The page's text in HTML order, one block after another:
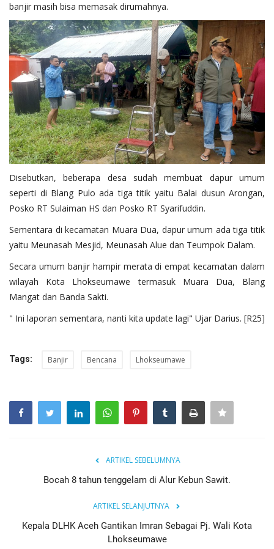
banjir masih bisa memasak dirumahnya.
Disebutkan, beberapa desa sudah membuat dapur umum
seperti di Blang Pulo ada tiga titik yaitu Balai dusun Arongan,
Posko RT Sulaiman HS dan Posko RT Syarifuddin.
Sementara di kecamatan Muara Dua, dapur umum ada tiga titik
yaitu Meunasah Mesjid, Meunasah Alue dan Teumpok Dalam.
Secara umum banjir hampir merata di empat kecamatan dalam
wilayah Kota Lhokseumawe termasuk Muara Dua, Blang
Mangat dan Banda Sakti.
" Ini laporan sementara, nanti kita update lagi" Ujar Darius. [R25]
Tags: Banjir Bencana Lhokseumawe
ARTIKEL SEBELUMNYA
Bocah 8 tahun tenggelam di Alur Kebun Sawit.
ARTIKEL SELANJUTNYA
Kepala DLHK Aceh Gantikan Imran Sebagai Pj. Wali Kota
Lhokseumawe